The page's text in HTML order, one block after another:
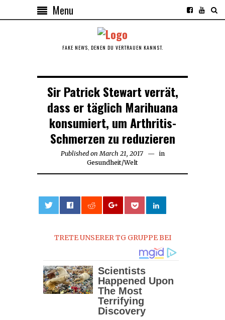
Menu
FAKE NEWS, DENEN DU VERTRAUEN KANNST.
Sir Patrick Stewart verrät,
dass er täglich Marihuana
konsumiert, um Arthritis-
Schmerzen zu reduzieren
Published on March 21, 2017
in
Gesundheit/Welt
TRETE UNSERER TG GRUPPE BEI